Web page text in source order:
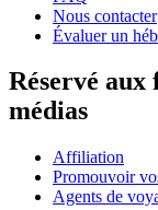
Nous contacter
Évaluer un
Réservé
médias
Affiliation
Promouvoir
Agents de